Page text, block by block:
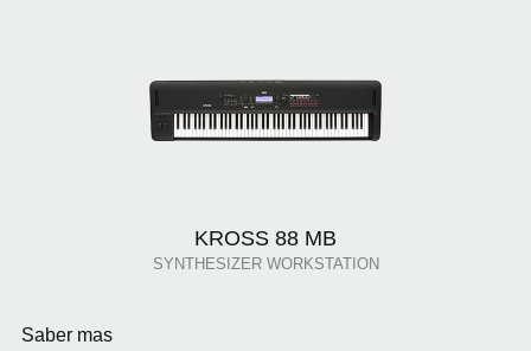
KROSS 88 MB
SYNTHESIZER WORKSTATION
Saber mas